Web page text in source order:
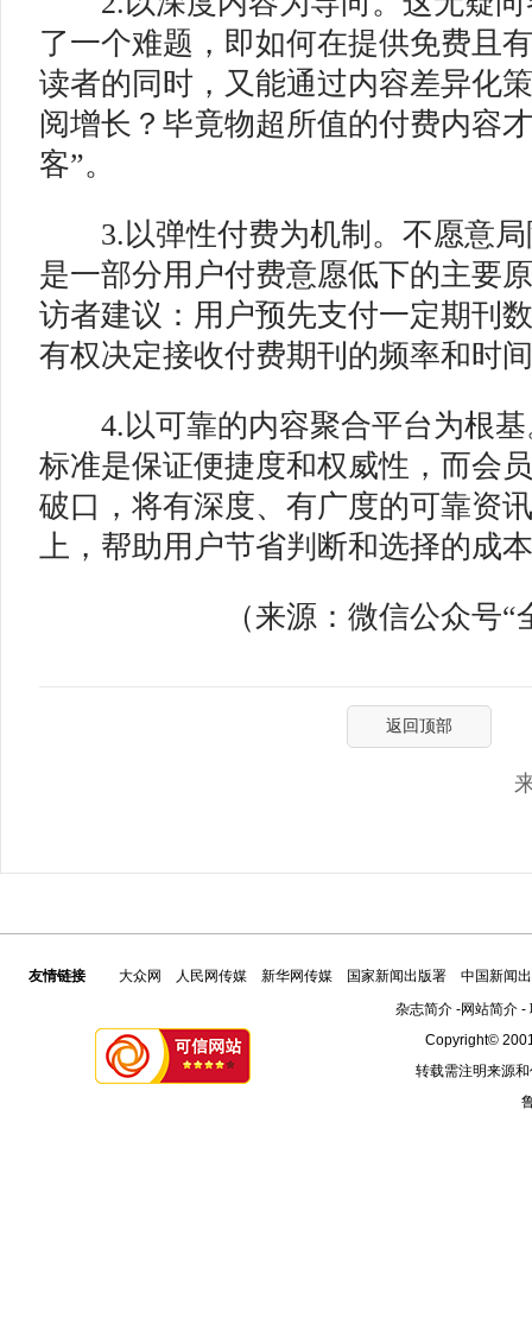
了一个难题，即如何在提供免费且
读者的同时，又能通过内容差异化
阅增长？毕竟物超所值的付费内容
客”。
3.以弹性付费为机制。不愿意局
是一部分用户付费意愿低下的主要
访者建议：用户预先支付一定期刊
有权决定接收付费期刊的频率和时
4.以可靠的内容聚合平台为根基
标准是保证便捷度和权威性，而会
破口，将有深度、有广度的可靠资
上，帮助用户节省判断和选择的成
（来源：微信公众号“
返回顶部
友情链接 大众网 人民网传媒 新华网传媒 国家新闻出版署
中国新闻
杂志简介-网站简介-
Copyright©
转载需注明来源